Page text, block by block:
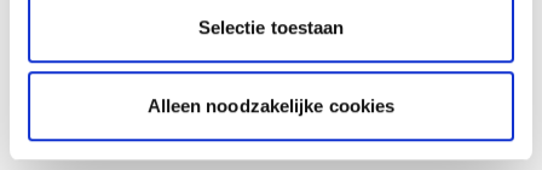
Selectie toestaan
Alleen noodzakelijke cookies